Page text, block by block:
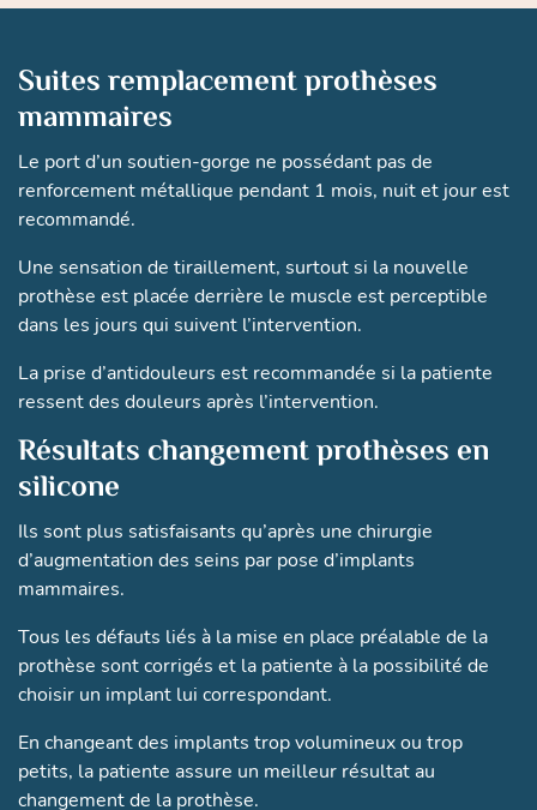
Suites remplacement prothèses
mammaires
Le port d’un soutien-gorge ne possédant pas de
renforcement métallique pendant 1 mois, nuit et jour est
recommandé.
Une sensation de tiraillement, surtout si la nouvelle
prothèse est placée derrière le muscle est perceptible
dans les jours qui suivent l’intervention.
La prise d’antidouleurs est recommandée si la patiente
ressent des douleurs après l’intervention.
Résultats changement prothèses en
silicone
Ils sont plus satisfaisants qu’après une chirurgie
d’augmentation des seins par pose d’implants
mammaires.
Tous les défauts liés à la mise en place préalable de la
prothèse sont corrigés et la patiente à la possibilité de
choisir un implant lui correspondant.
En changeant des implants trop volumineux ou trop
petits, la patiente assure un meilleur résultat au
changement de la prothèse.